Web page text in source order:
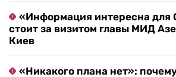
«Информация интересна для
стоит за визитом главы МИД
Киев
«Никакого плана нет»: